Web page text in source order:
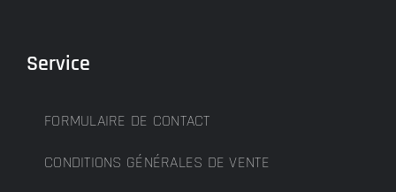
Service
FORMULAIRE DE CONTACT
CONDITIONS GÉNÉRALES DE VENTE